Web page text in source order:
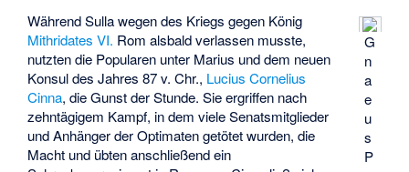
G
n
a
e
u
s
P
Während Sulla wegen des Kriegs gegen König
Mithridates VI. Rom alsbald verlassen musste,
nutzten die Popularen unter Marius und dem neuen
Konsul des Jahres 87 v. Chr., Lucius Cornelius
Cinna, die Gunst der Stunde. Sie ergriffen nach
zehntägigem Kampf, in dem viele Senatsmitglieder
und Anhänger der Optimaten getötet wurden, die
Macht und übten anschließend ein